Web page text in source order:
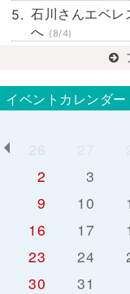
石川さんエベ
へ (8/4)
イベントカレンダー
26
2
3
9
10
16
17
23
24
30
31